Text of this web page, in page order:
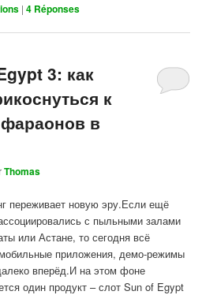
|4 Réponses
3: как
к
в
Thomas
переживает новую эру.Если ещё
с пыльными залами
или Астане, то сегодня всё
приложения, демо-режимы
вперёд.И на этом фоне
один продукт – слот Sun of Egypt